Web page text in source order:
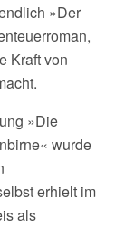
»Der
Kraft von
»Die
wurde
erhielt im
als